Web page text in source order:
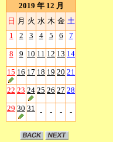
2019 年 12 月
日 月 火 水 木 金 土
1
2 3 4 5 6 7
8 9 10 11 12 13 14
15 16 17 18 19 20 21
22 23 24 25 26 27 28
29 30 31 - - - -